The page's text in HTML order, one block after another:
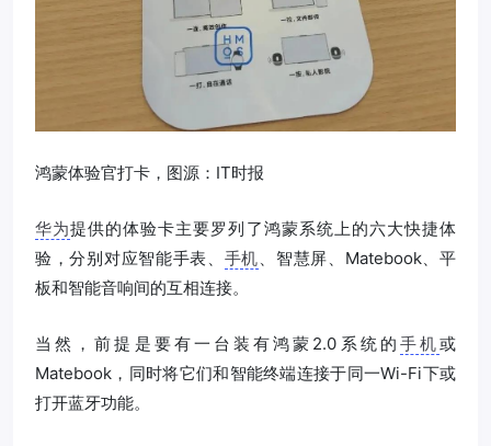
鸿蒙体验官打卡，图源：IT时报
华为提供的体验卡主要罗列了鸿蒙系统上的六大快捷体
验，分别对应智能手表、 手机、智慧屏、Matebook、平
板和智能音响间的互相连接。
当然，前提是要有一台装有鸿蒙2.0系统的 手机或
Matebook，同时将它们和智能终端连接于同一Wi-Fi下或
打开蓝牙功能。